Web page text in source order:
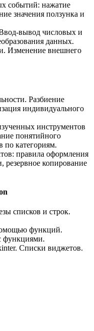
событий: нажатие
значения ползунка и
вывод числовых и
данных.
Изменение внешнего
Разбиение
индивидуального
инструментов
понятийного
по категориям.
правила оформления
резервное копирование
списков и строк.
функций.
функциями.
Списки виджетов.